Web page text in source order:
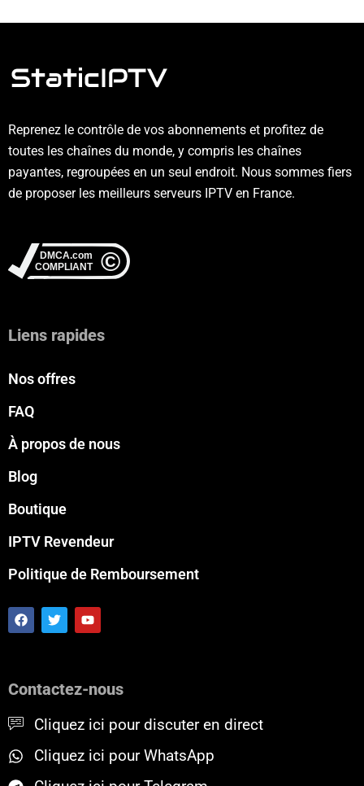
Reprenez le contrôle de vos abonnements et profitez de
toutes les chaînes du monde, y compris les chaînes
payantes, regroupées en un seul endroit. Nous sommes fiers
de proposer les meilleurs serveurs IPTV en France.
Liens rapides
Nos offres
FAQ
À propos de nous
Blog
Boutique
IPTV Revendeur
Politique de Remboursement
F
a
c
o
T
w
i
r
Y
o
u
e
Contactez-nous
Cliquez ici pour discuter en direct
Cliquez ici pour WhatsApp